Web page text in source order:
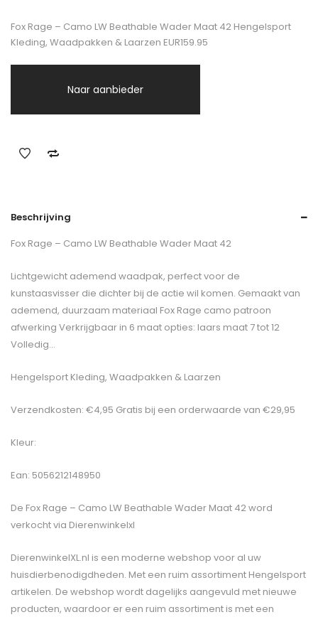
Fox Rage – Camo LW Beathable Wader Maat 42 Hengelsport
Kleding, Waadpakken & Laarzen EUR159.95
Naar aanbieder
Beschrijving
Fox Rage – Camo LW Beathable Wader Maat 42
Lichtgewicht ademend waadpak, perfect voor de
kunstaasvisser die dichter bij de actie wil komen. Gemaakt van
ademend, duurzaam materiaal Fox Rage camo patroon
afwerking Verkrijgbaar in 6 maat opties: laars maat 7 tot 12
Volledig…
Hengelsport Kleding, Waadpakken & Laarzen
Verzendkosten: €4,95 Gratis bij een orderwaarde van €29,95
Kleur:
Ean: 5056212148950
De Fox Rage – Camo LW Beathable Wader Maat 42word
verkocht via Dierenwinkelxl
DierenwinkelXL.nl is een moderne webshop voor al uw
huisdierbenodigdheden. Met een ruim assortiment Hengelsport
artikelen. De webshop wordt dagelijks aangevuld met nieuwe
producten, waardoor er een ruim assortiment is met een